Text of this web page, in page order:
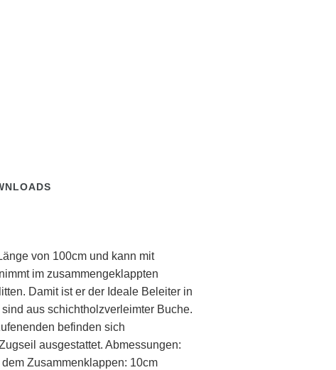
von 100cm und kann mit
im zusammengeklappten
Damit ist er der Ideale Beleiter in
aus schichtholzverleimter Buche.
befinden sich
ausgestattet. Abmessungen:
Zusammenklappen: 10cm